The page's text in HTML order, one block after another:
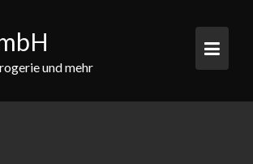
und mehr